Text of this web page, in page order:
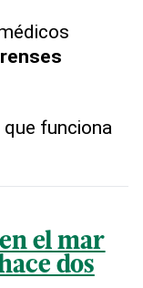
que funciona
el mar
dos